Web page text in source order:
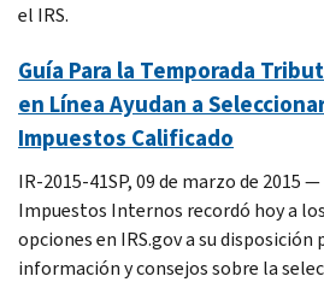
el IRS.
Guía Para la Temporada
en Línea Ayudan a
Impuestos Calificado
IR-2015-41SP, 09 de marzo de 2015
Impuestos Internos recordó hoy a
opciones en IRS.gov a su
información y consejos sobre la